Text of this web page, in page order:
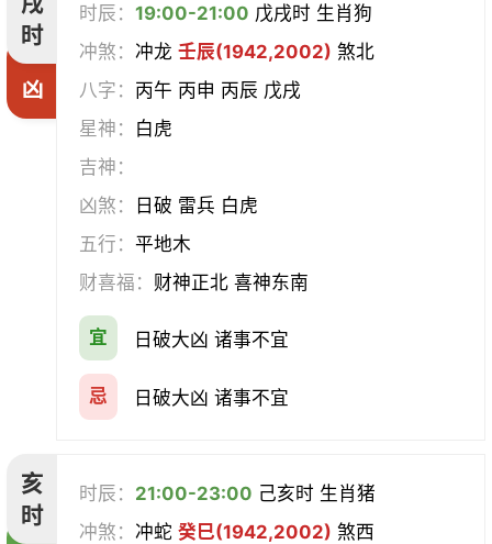
时
凶
时辰：19:00-21:00 戊戌时 生肖狗
冲煞：冲龙壬辰(1942,2002) 煞北
八字： 丙午 丙申 丙辰 戊戌
星神： 白虎
吉神：
凶煞：
日破 雷兵 白虎
五行：平地木
财喜福： 财神正北 喜神东南
宜 日破大凶 诸事不宜
忌 日破大凶 诸事不宜
亥
时
时辰： 21:00-23:00 己亥时 生肖猪
冲煞：冲蛇癸巳(1942,2002) 煞西